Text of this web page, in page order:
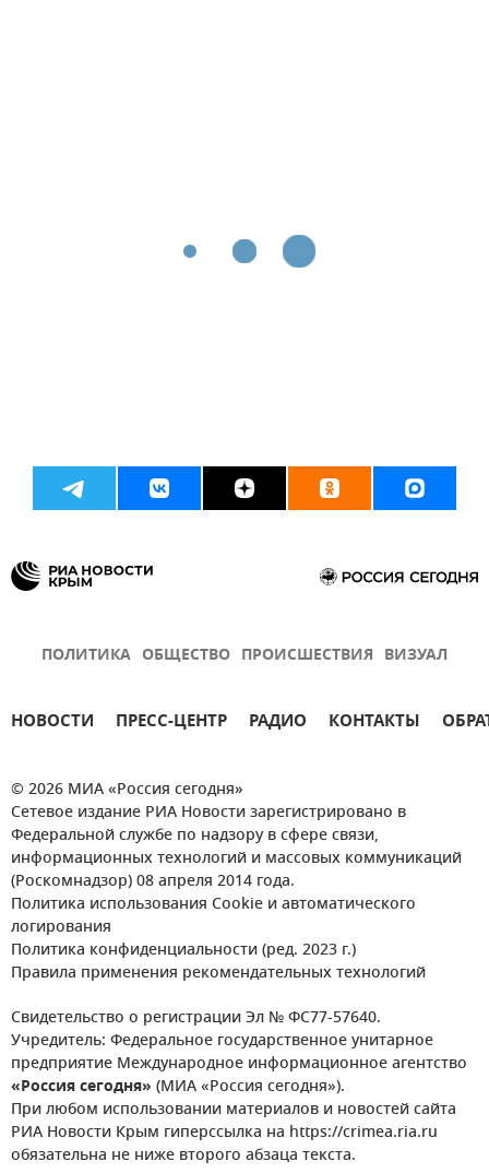
ПОЛИТИКА ОБЩЕСТВО ПРОИСШЕСТВИЯ ВИЗУАЛ
НОВОСТИ ПРЕСС-ЦЕНТР РАДИО КОНТАКТЫ
© 2026 МИА «Россия сегодня»
Сетевое издание РИА Новости зарегистрировано в
Федеральной службе по надзору в сфере связи,
информационных технологий и массовых коммуникаций
(Роскомнадзор) 08 апреля 2014 года.
Политика использования Cookie и автоматического
логирования
Политика конфиденциальности (ред. 2023 г.)
Правила применения рекомендательных технологий
Свидетельство о регистрации Эл № ФС77-57640.
Учредитель: Федеральное государственное унитарное
предприятие Международное информационное агентство
«Россия сегодня» (МИА «Россия сегодня»).
При любом использовании материалов и новостей сайта
РИА Новости Крым гиперссылка на https://crimea.ria.ru
обязательна не ниже второго абзаца текста.